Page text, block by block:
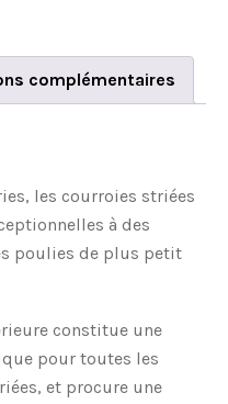
complémentaires
les courroies striées
à des
poulies de plus petit
constitue une
pour toutes les
et procure une